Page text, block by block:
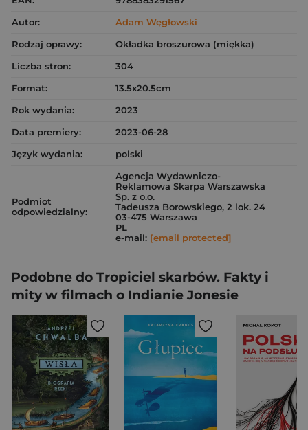
Autor:
Adam Węgłowski
Rodzaj oprawy:
Okładka broszurowa (miękka)
Liczba stron:
304
Format:
13.5x20.5cm
Rok wydania:
2023
Data premiery:
2023-06-28
Język wydania:
polski
Podmiot
odpowiedzialny:
Agencja Wydawniczo-
Reklamowa Skarpa Warszawska
Sp. z o.o.
Tadeusza Borowskiego, 2 lok. 24
03-475 Warszawa
PL
e-mail: [email protected]
Podobne do Tropiciel skarbów. Fakty i
mity w filmach o Indianie Jonesie